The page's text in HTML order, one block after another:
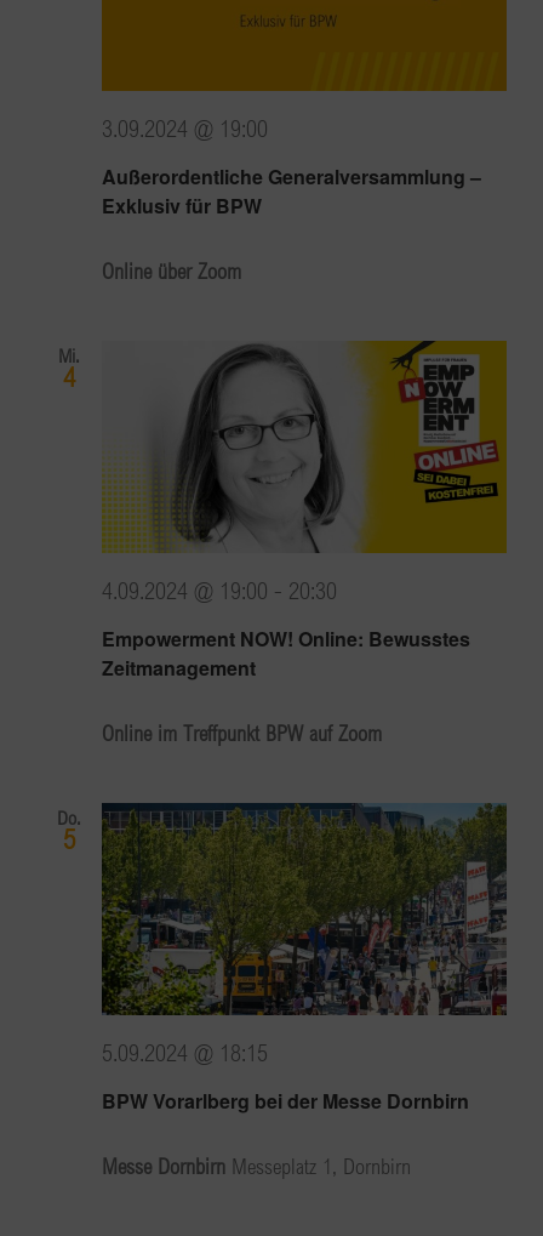
Außerordentliche Generalversammlung –
Exklusiv für BPW
3.09.2024 @ 19:00
Online über Zoom
Mi.
4
Empowerment NOW! Online: Bewusstes
Zeitmanagement
4.09.2024 @ 19:00 - 20:30
Online im Treffpunkt BPW auf Zoom
Do.
5
BPW Vorarlberg bei der Messe Dornbirn
5.09.2024 @ 18:15
Messe Dornbirn Messeplatz 1, Dornbirn